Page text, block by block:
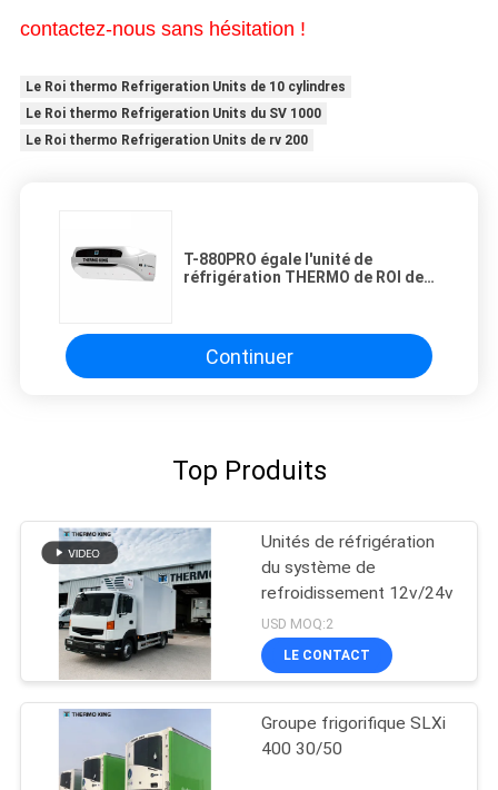
contactez-nous sans hésitation !
Le Roi thermo Refrigeration Units de 10 cylindres
Le Roi thermo Refrigeration Units du SV 1000
Le Roi thermo Refrigeration Units de rv 200
T-880PRO égale l'unité de
réfrigération THERMO de ROI de
refroidissement de camion
Continuer
Top Produits
Unités de réfrigération
du système de
refroidissement 12v/24v
USD MOQ:2
LE CONTACT
Groupe frigorifique SLXi
400 30/50